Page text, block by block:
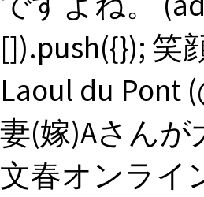
[]).push({}); 笑
Laoul du Pont
妻(嫁)Aさん
文春オンライ